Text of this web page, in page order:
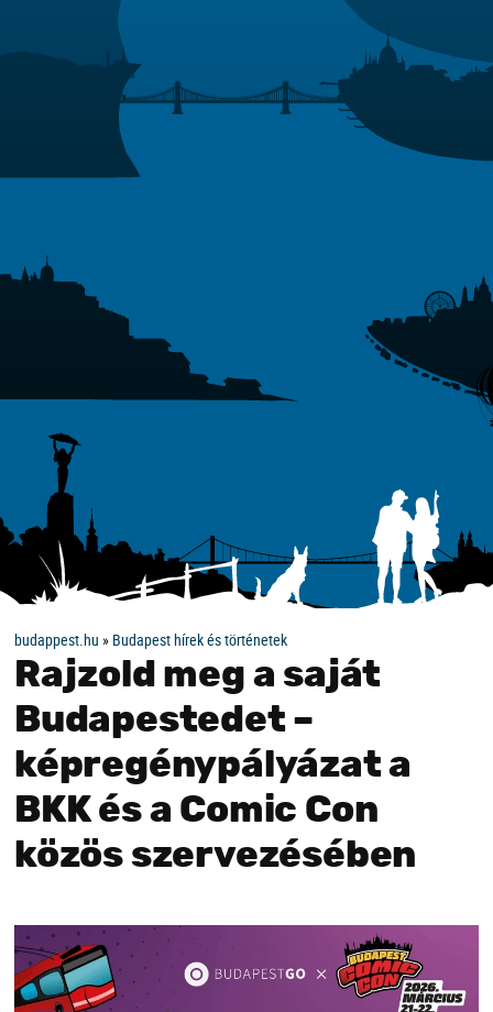
budappest.hu » Budapest hírek és történetek
Rajzold meg a saját
Budapestedet –
képregénypályázat a
BKK és a Comic Con
közös szervezésében